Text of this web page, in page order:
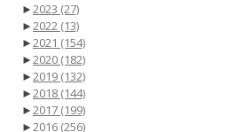
►2023 (27)
►2022 (13)
►2021 (154)
►2020 (182)
►2019 (132)
►2018 (144)
►2017 (199)
►2016 (256)